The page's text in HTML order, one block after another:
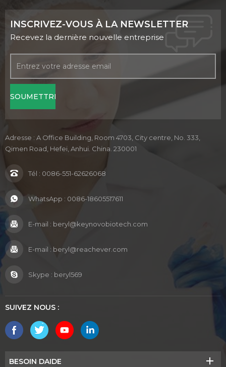
INSCRIVEZ-VOUS À LA NEWSLETTER
Recevez la dernière nouvelle entreprise
Adresse : A Office Building, Room 4703, City centre, No. 333,
Qimen Road, Hefei, Anhui. China. 230001
Tél : 0086-551-62626068
WhatsApp : 0086-18605517611
E-mail : beryl@keynovobiotech.com
E-mail : beryl@reachever.com
Skype : beryl569
SUIVEZ NOUS :
BESOIN DAIDE